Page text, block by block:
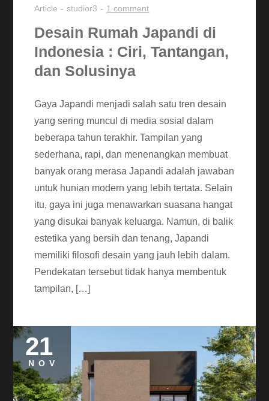
Article studior3 1 comment
Desain Rumah Japandi di
Indonesia : Ciri, Tantangan,
dan Solusinya
Gaya Japandi menjadi salah satu tren desain
yang sering muncul di media sosial dalam
beberapa tahun terakhir. Tampilan yang
sederhana, rapi, dan menenangkan membuat
banyak orang merasa Japandi adalah jawaban
untuk hunian modern yang lebih tertata. Selain
itu, gaya ini juga menawarkan suasana hangat
yang disukai banyak keluarga. Namun, di balik
estetika yang bersih dan tenang, Japandi
memiliki filosofi desain yang jauh lebih dalam.
Pendekatan tersebut tidak hanya membentuk
tampilan, […]
21
NOV